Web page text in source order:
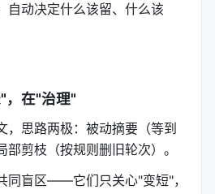
自动决定什么该留、什么该
，在"治理"
，思路两极：被动摘要（等到
剪枝（按规则删旧轮次）。
同盲区——它们只关心"变短"，